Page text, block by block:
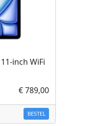
inch WiFi
€ 789,00
BESTEL